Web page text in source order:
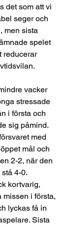
det som att vi
seger och
men sista
spelet
reducerar
vacker
stressade
i första och
sig påmind.
med
mål och
2-2, när den
4-0.
kortvarig,
missen i första,
lyckas få in
Sista